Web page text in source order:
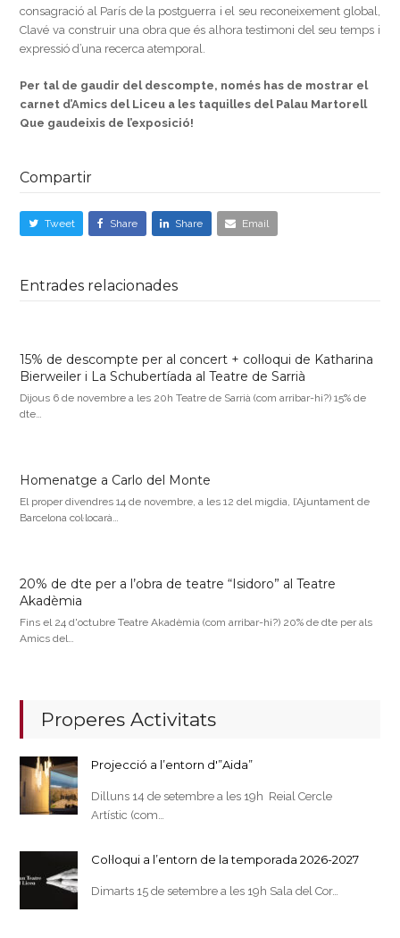
consagració al París de la postguerra i el seu reconeixement global,
Clavé va construir una obra que és alhora testimoni del seu temps i
expressió d’una recerca atemporal.
Per tal de gaudir del descompte, només has de mostrar el
carnet d’Amics del Liceu a les taquilles del Palau Martorell
Que gaudeixis de l’exposició!
Compartir
Tweet Share Share Email
Entrades relacionades
15% de descompte per al concert + col·loqui de Katharina
Bierweiler i La Schubertíada al Teatre de Sarrià
Dijous 6 de novembre a les 20h Teatre de Sarrià (com arribar-hi?) 15% de
dte…
Homenatge a Carlo del Monte
El proper divendres 14 de novembre, a les 12 del migdia, l’Ajuntament de
Barcelona col·locarà…
20% de dte per a l’obra de teatre “Isidoro” al Teatre
Akadèmia
Fins el 24 d'octubre Teatre Akadèmia (com arribar-hi?) 20% de dte per als
Amics del…
Properes Activitats
Projecció a l’entorn d'”Aida”
Dilluns 14 de setembre a les 19h Reial Cercle
Artístic (com…
Col·loqui a l’entorn de la temporada 2026-2027
Dimarts 15 de setembre a les 19h Sala del Cor…